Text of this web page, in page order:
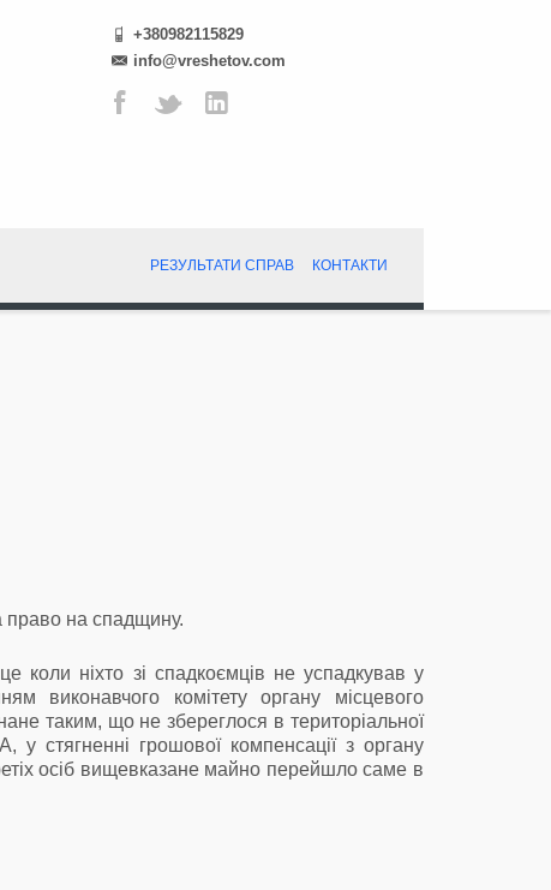
+380982115829
info@vreshetov.com
РЕЗУЛЬТАТИ СПРАВ КОНТАКТИ
право на спадщину.
ніхто зі спадкоємців не успадкував у
виконавчого комітету органу місцевого
таким, що не збереглося в територіальної
стягненні грошової компенсації з органу
осіб вищевказане майно перейшло саме в